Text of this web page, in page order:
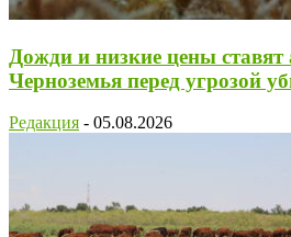
Дожди и низкие цены ставят
Черноземья перед угрозой
Редакция - 05.08.2026